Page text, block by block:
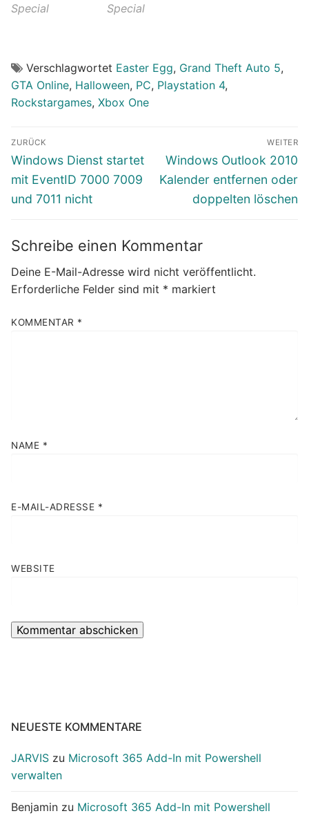
Special
Special
Verschlagwortet Easter Egg, Grand Theft Auto 5,
GTA Online, Halloween, PC, Playstation 4,
Rockstargames, Xbox One
Beitragsnavigation
ZURÜCK
Vorheriger
Beitrag:
Windows Dienst startet
mit EventID 7000 7009
und 7011 nicht
WEITER
Nächster
Beitrag:
Windows Outlook 2010
Kalender entfernen oder
doppelten löschen
Schreibe einen Kommentar
Deine E-Mail-Adresse wird nicht veröffentlicht.
Erforderliche Felder sind mit * markiert
KOMMENTAR *
NAME *
E-MAIL-ADRESSE *
WEBSITE
NEUESTE KOMMENTARE
JARVIS zu Microsoft 365 Add-In mit Powershell
verwalten
Benjamin zu Microsoft 365 Add-In mit Powershell